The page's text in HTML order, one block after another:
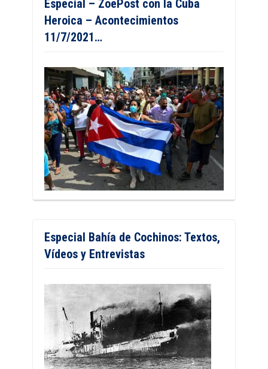
Especial – ZoePost con la Cuba
Heroica – Acontecimientos
11/7/2021…
Especial Bahía de Cochinos: Textos,
Vídeos y Entrevistas